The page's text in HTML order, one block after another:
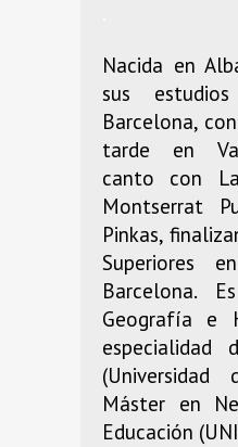
Nacida en
sus
Barcelona,
tarde en
canto con
Montserrat
Pinkas,
Superiores
Barcelona.
Geografía e
Máster en
Educación